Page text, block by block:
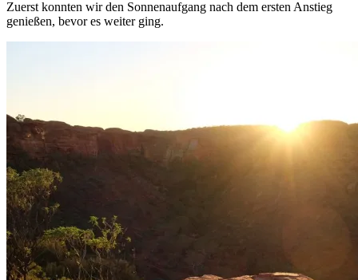
Zuerst konnten wir den Sonnenaufgang nach dem ersten Anstieg
genießen, bevor es weiter ging.